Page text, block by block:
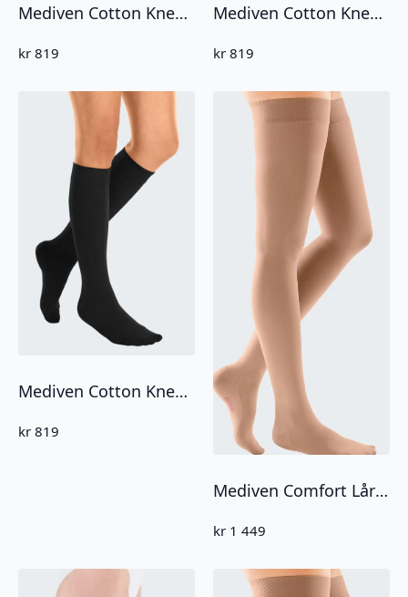
Mediven Cotton Knestrømpe CCL2 Åpen Tå
kr 819
Mediven Cotton Knestrømpe CCL1 Åpen tå
kr 819
Mediven Cotton Knestrømpe CCL1 Lukket tå
kr 819
Mediven Comfort Lårstrømpe CCL2 Åpen Tå
kr 1 449